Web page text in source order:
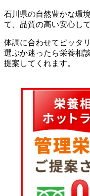
石川県の自然豊かな環
て、品質の高い安心し
体調に合わせてピッタ
選ぶか迷ったら栄養相
提案してくれます。